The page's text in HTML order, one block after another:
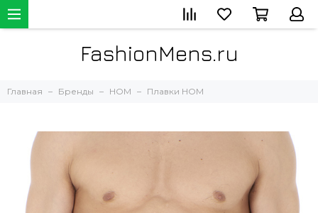
FashionMens.ru
Главная Бренды HOM Плавки HOM